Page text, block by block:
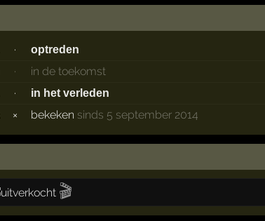
· optreden
· in de toekomst
· in het verleden
× bekeken sinds 5 september 2014
🎬